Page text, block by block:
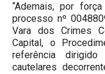
“Ademais, por
processo nº
Vara dos Crimes
Capital, o
referência
cautelares